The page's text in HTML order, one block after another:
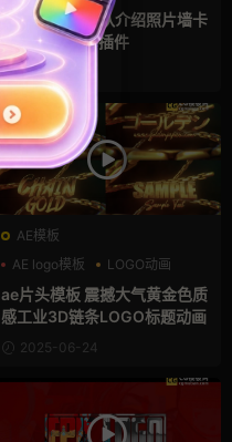
三维
ae模板 企业团队介绍照片墙卡
点视频片头Ae插件
2025-09-27
AE模板
AE logo模板
LOGO动画
三维
ae片头模板 震撼大气黄金色质
感工业3D链条LOGO标题动画
2025-06-24